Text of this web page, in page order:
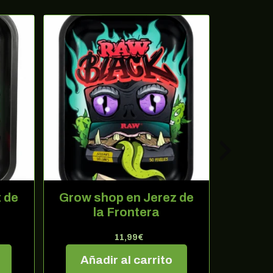
de
Grow shop en Jerez de
la Frontera
11,99€
Añadir al carrito